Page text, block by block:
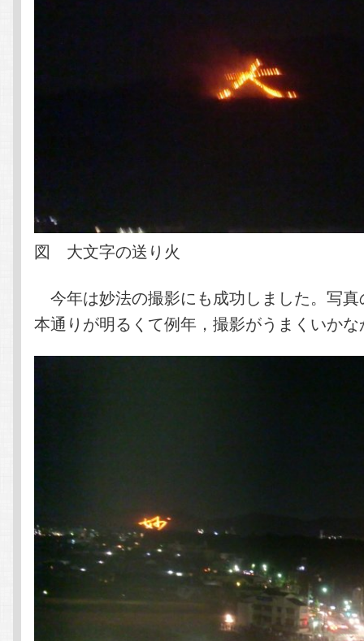
図 大文字の送り火
今年は妙法の撮影にも成功しました。写
本通りが明るくて例年，撮影がうまくいか